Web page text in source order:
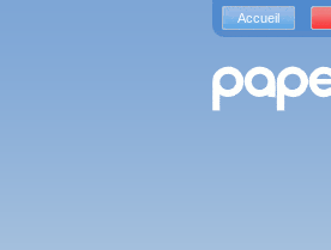
Accueil